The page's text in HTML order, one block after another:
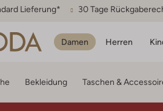
Lieferung* 30 Tage
Damen Herren
Bekleidung Taschen &